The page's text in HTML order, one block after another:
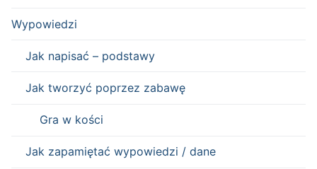
Wypowiedzi
Jak napisać – podstawy
Jak tworzyć poprzez zabawę
Gra w kości
Jak zapamiętać wypowiedzi / dane